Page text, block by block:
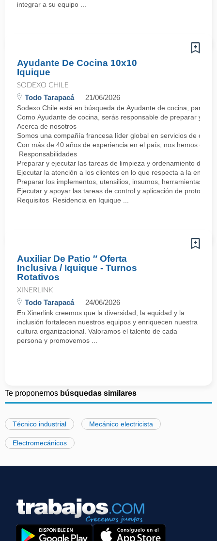
integrar a su equipo ...
Ayudante De Cocina 10x10
Iquique
SODEXO CHILE
Todo Tarapacá 21/06/2026
Sodexo Chile está en búsqueda de Ayudante de cocina, para
Como Ayudante de cocina, serás responsable de preparar y
Acerca de nosotros
Somos una compañía francesa líder global en servicios de
Con más de 40 años de experiencia en el país, nos hemos
Responsabilidades
Preparar y ejecutar las tareas de limpieza y ordenamiento de
Ejecutar la atención a los clientes en lo que respecta a la
Preparar los implementos, utensilios, insumos, herramientas, y
Ejecutar y apoyar las tareas de control y aplicación de
Requisitos Residencia en Iquique ...
Auxiliar De Patio ″ Oferta
Inclusiva / Iquique - Turnos
Rotativos
XINERLINK
Todo Tarapacá 24/06/2026
En Xinerlink creemos que la diversidad, la equidad y la
inclusión fortalecen nuestros equipos y enriquecen nuestra
cultura organizacional. Valoramos el talento de cada
persona y promovemos ...
Te proponemos búsquedas similares
Técnico industrial Mecánico electricista
Electromecánicos